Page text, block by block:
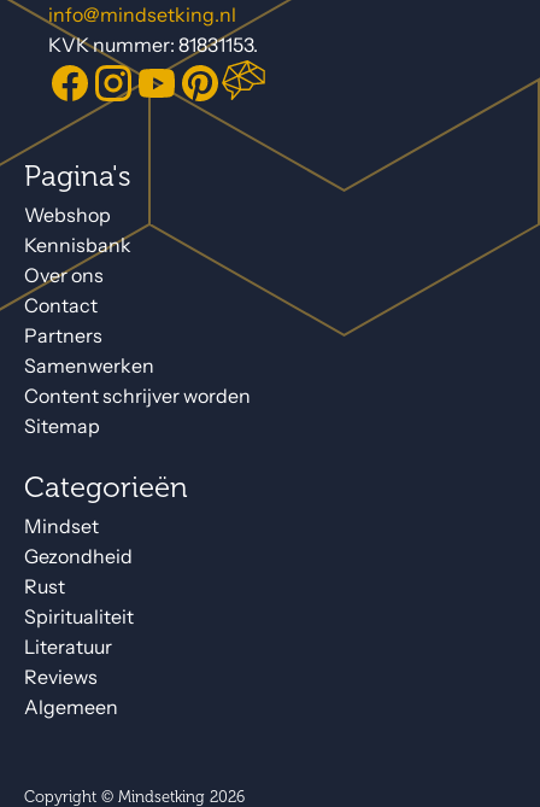
info@mindsetking.nl
KVK nummer: 81831153.
Pagina's
Webshop
Kennisbank
Over ons
Contact
Partners
Samenwerken
Content schrijver worden
Sitemap
Categorieën
Mindset
Gezondheid
Rust
Spiritualiteit
Literatuur
Reviews
Algemeen
Copyright © Mindsetking 2026